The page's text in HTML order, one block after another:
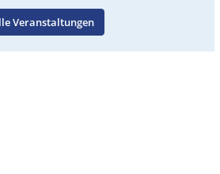
Veranstaltungen